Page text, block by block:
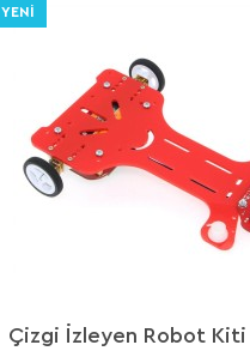
YENI
Çizgi İzleyen Robot